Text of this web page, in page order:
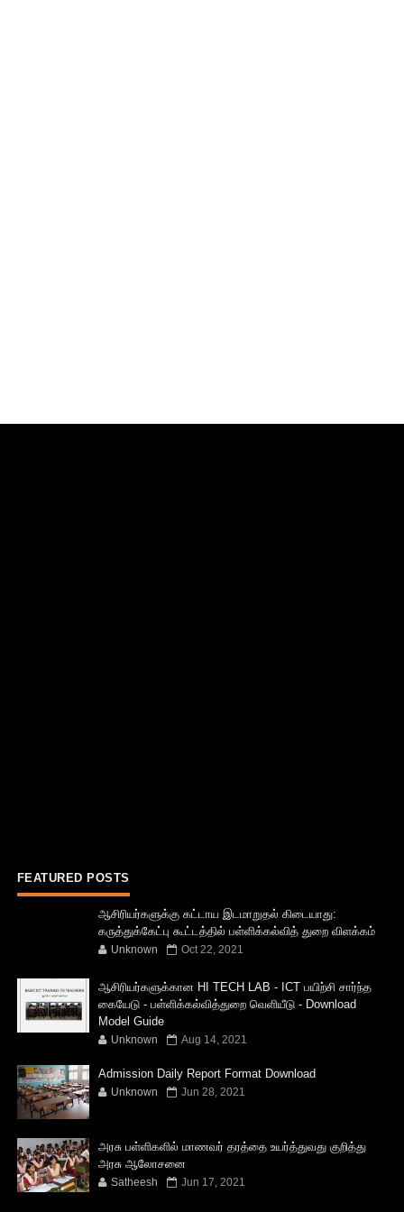
FEATURED POSTS
ஆசிரியர்களுக்கு கட்டாய இடமாறுதல் கிடையாது:
கருத்துக்கேட்பு கூட்டத்தில் பள்ளிக்கல்வித் துறை விளக்கம்
Unknown Oct 22, 2021
ஆசிரியர்களுக்கான HI TECH LAB - ICT பயிற்சி சார்ந்த
கையேடு - பள்ளிக்கல்வித்துறை வெளியீடு - Download
Model Guide
Unknown Aug 14, 2021
Admission Daily Report Format Download
Unknown Jun 28, 2021
அரசு பள்ளிகளில் மாணவர் தரத்தை உயர்த்துவது குறித்து
அரசு ஆலோசனை
Satheesh Jun 17, 2021